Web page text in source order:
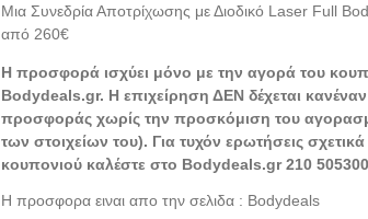
Μια Συνεδρία Αποτρίχωσης με Διοδικό Laser Full
από 260€
Η προσφορά ισχύει μόνο με την αγορά του
Bodydeals.gr. Η επιχείρηση ΔΕΝ δέχεται
προσφοράς χωρίς την προσκόμιση του
των στοιχείων του). Για τυχόν ερωτήσεις
κουπονιού καλέστε στο Bodydeals.gr 210
Η προσφορα ειναι απο την σελιδα : Bodydeals